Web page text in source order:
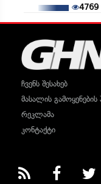
4769
ჩვენს შესახებ
მასალის გამოყენების
რეკლამა
კონტაქტი